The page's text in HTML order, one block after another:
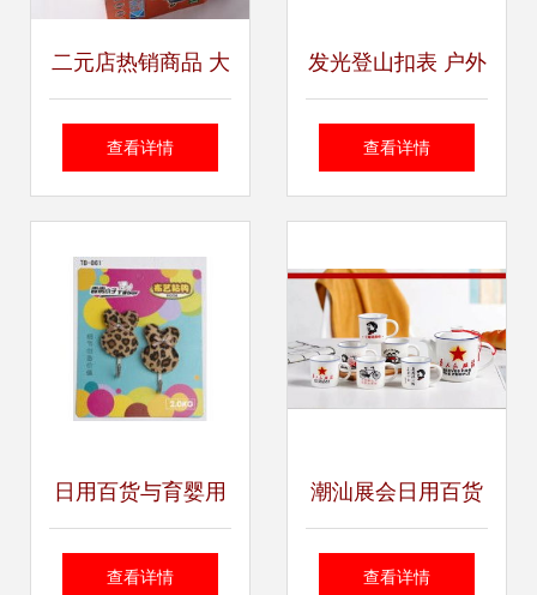
二元店热销商品 大
蘑菇锅钉厂家直
质货源推荐
查看详情
发光登山扣表 户外
运动专用，厂家直
查看详情
日用百货与育婴用
品供应商机解析 聚
查看详情
潮汕展会日用百货
亮点纷呈，陶钢城
查看详情